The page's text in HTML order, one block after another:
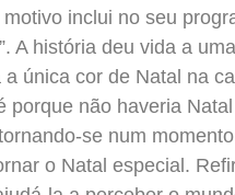
inclui no seu
A história deu vida a
única cor de Natal na
porque não haveria
se num
o Natal especial.